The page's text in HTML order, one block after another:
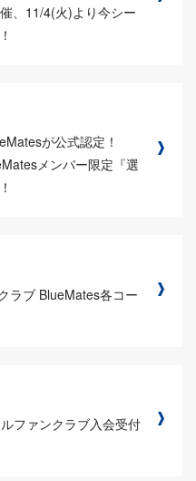
、11/4(火)より今シー
が公式認定！
メンバー限定『選
ラブ BlueMates各コー
ファンクラブ入会受付